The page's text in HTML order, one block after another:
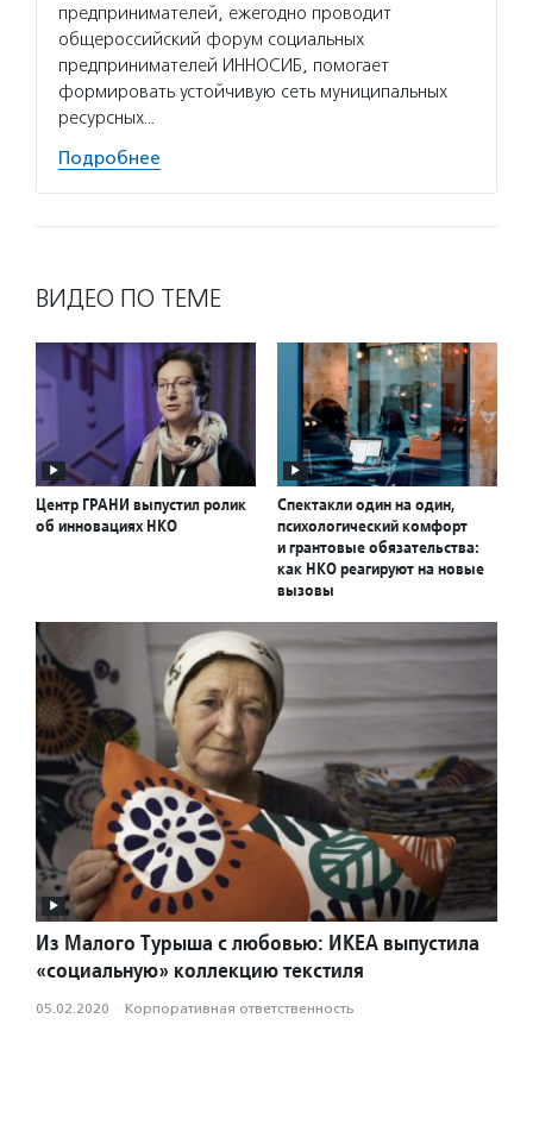
предпринимателей, ежегодно проводит
общероссийский форум социальных
предпринимателей ИННОСИБ, помогает
формировать устойчивую сеть муниципальных
ресурсных…
Подробнее
ВИДЕО ПО ТЕМЕ
Центр ГРАНИ выпустил ролик
об инновациях НКО
Спектакли один на один,
психологический комфорт
и грантовые обязательства:
как НКО реагируют на новые
вызовы
Из Малого Турыша с любовью: ИКЕА выпустила
«социальную» коллекцию текстиля
05.02.2020 · Корпоративная ответственность